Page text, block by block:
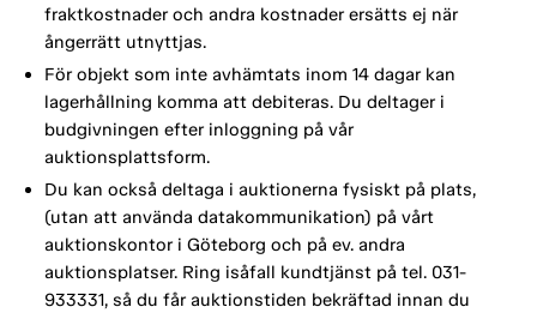
fraktkostnader och andra kostnader ersätts ej när
ångerrätt utnyttjas.
För objekt som inte avhämtats inom 14 dagar kan
lagerhållning komma att debiteras. Du deltager i
budgivningen efter inloggning på vår
auktionsplattsform.
Du kan också deltaga i auktionerna fysiskt på plats,
(utan att använda datakommunikation) på vårt
auktionskontor i Göteborg och på ev. andra
auktionsplatser. Ring isåfall kundtjänst på tel. 031-
933331, så du får auktionstiden bekräftad innan du